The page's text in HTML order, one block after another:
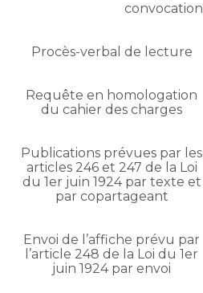
convocation
Procès-verbal de lecture
Requête en homologation
du cahier des charges
Publications prévues par les
articles 246 et 247 de la Loi
du 1er juin 1924 par texte et
par copartageant
Envoi de l’affiche prévu par
l’article 248 de la Loi du 1er
juin 1924 par envoi